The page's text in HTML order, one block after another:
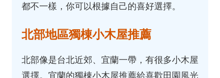
都不一樣，你可以根據自己的喜好選擇。
北部地區獨棟小木屋推薦
北部像是台北近郊、宜蘭一帶，有很多小木屋
選擇。宜蘭的獨棟小木屋推薦給喜歡田園風光